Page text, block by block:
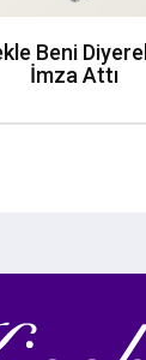
Beni
İmza Attı